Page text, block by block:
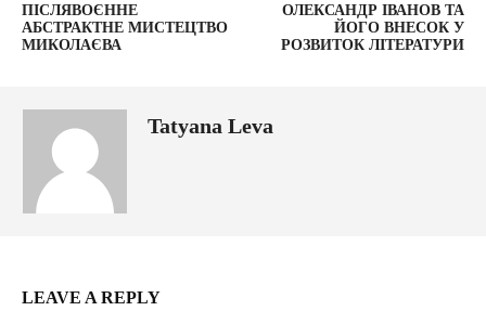
ПІСЛЯВОЄННЕ
АБСТРАКТНЕ МИСТЕЦТВО
МИКОЛАЄВА
ОЛЕКСАНДР ІВАНОВ ТА
ЙОГО ВНЕСОК У
РОЗВИТОК ЛІТЕРАТУРИ
Tatyana Leva
LEAVE A REPLY